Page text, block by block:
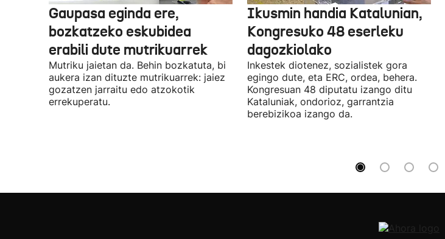
Gaupasa eginda ere,
bozkatzeko eskubidea
erabili dute mutrikuarrek
Mutriku jaietan da. Behin bozkatuta, bi
aukera izan dituzte mutrikuarrek: jaiez
gozatzen jarraitu edo atzokotik
errekuperatu.
Ikusmin handia Katalunian,
Kongresuko 48 eserleku
dagozkiolako
Inkestek diotenez, sozialistek gora
egingo dute, eta ERC, ordea, behera.
Kongresuan 48 diputatu izango ditu
Kataluniak, ondorioz, garrantzia
berebizikoa izango da.